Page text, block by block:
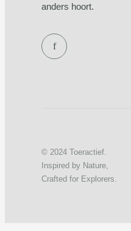
anders hoort.
f
© 2024 Toeractief.
Inspired by Nature,
Crafted for Explorers.